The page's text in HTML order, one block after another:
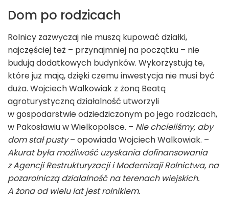
Dom po rodzicach
Rolnicy zazwyczaj nie muszą kupować działki,
najczęściej też – przynajmniej na początku – nie
budują dodatkowych budynków. Wykorzystują te,
które już mają, dzięki czemu inwestycja nie musi być
duża. Wojciech Walkowiak z żoną Beatą
agroturystyczną działalność utworzyli
w gospodarstwie odziedziczonym po jego rodzicach,
w Pakosławiu w Wielkopolsce. – Nie chcieliśmy, aby
dom stał pusty– opowiada Wojciech Walkowiak. –
Akurat była możliwość uzyskania dofinansowania
z Agencji Restrukturyzacji i Modernizaji Rolnictwa, na
pozarolniczą działalność na terenach wiejskich.
A żona od wielu lat jest rolnikiem.